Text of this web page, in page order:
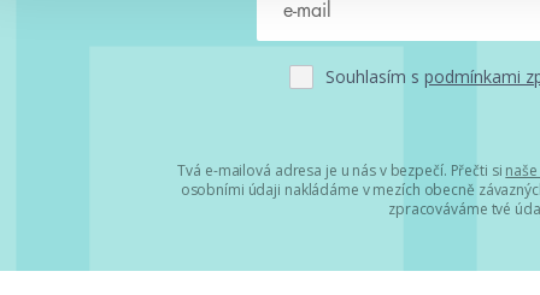
Souhlasím s podmínkami
Tvá e-mailová adresa je u nás v bezpečí. Přečti si
osobními údaji nakládáme v mezích obecně
zpracováváme tvé